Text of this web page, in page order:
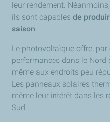
leur rendement.
ils sont capables de
saison.
Le photovoltaïque offre, par
performances dans le Nord
même aux endroits peu
Les panneaux solaires
même leur intérêt dans les
Sud.